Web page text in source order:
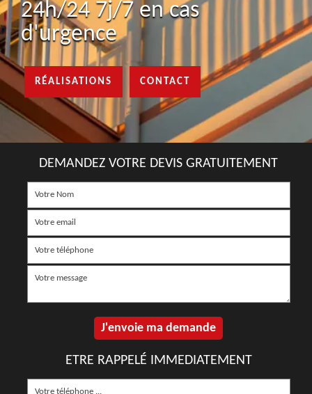
24h/24 7j/7 en cas
d'urgence
RÉALISATIONS CONTACT
DEMANDEZ VOTRE DEVIS GRATUITEMENT
ETRE RAPPELÉ IMMEDIATEMENT